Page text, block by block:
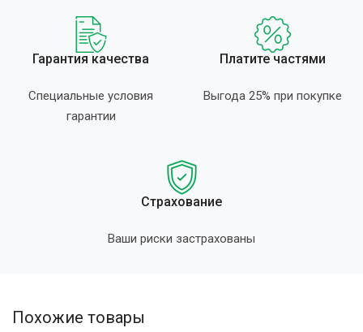
Гарантия качества
Специальные условия
гарантии
Платите частями
Выгода 25% при покупке
Страхование
Ваши риски застрахованы
Похожие товары